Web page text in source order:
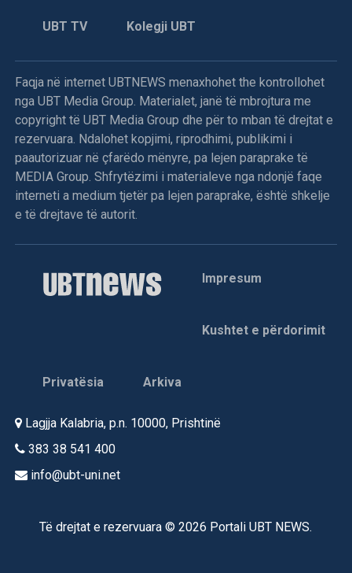
UBT TV Kolegji UBT
Faqja në internet UBTNEWS menaxhohet the kontrollohet
nga UBT Media Group. Materialet, janë të mbrojtura me
copyright të UBT Media Group dhe për to mban të drejtat e
rezervuara. Ndalohet kopjimi, riprodhimi, publikimi i
paautorizuar në çfarëdo mënyre, pa lejen paraprake të
MEDIA Group. Shfrytëzimi i materialeve nga ndonjë faqe
interneti a medium tjetër pa lejen paraprake, është shkelje
e të drejtave të autorit.
Impresum
Kushtet e përdorimit
Privatësia Arkiva
Lagjja Kalabria, p.n. 10000, Prishtinë
383 38 541 400
info@ubt-uni.net
Të drejtat e rezervuara © 2026 Portali UBT NEWS.